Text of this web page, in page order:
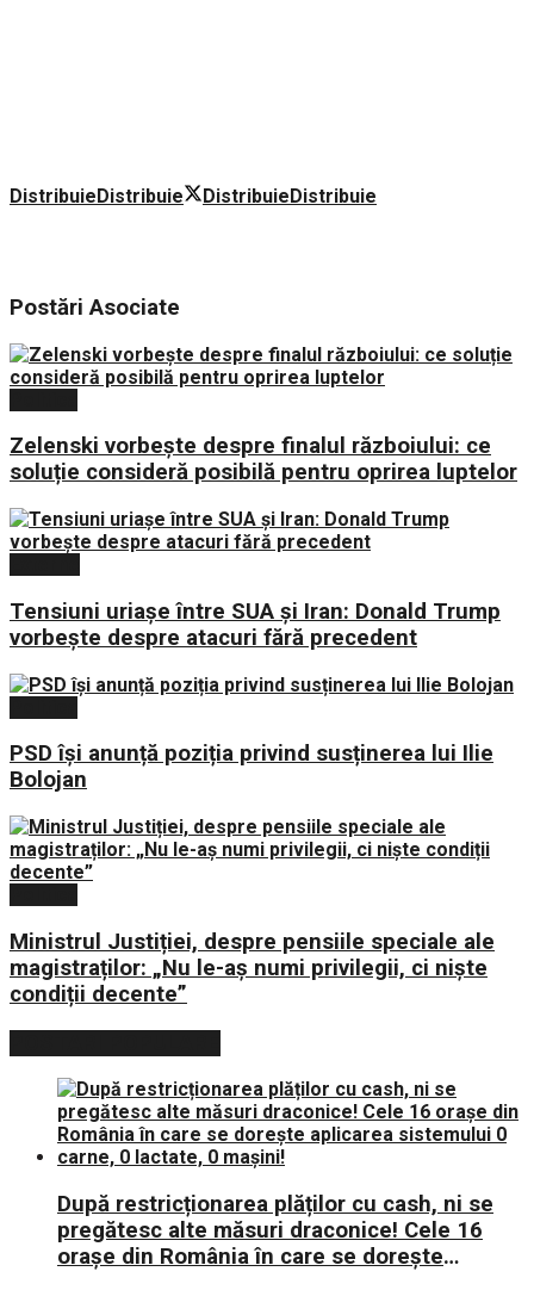
Distribuie Distribuie Distribuie Distribuie
PostăriAsociate
Zelenski vorbește despre finalul războiului: ce
soluție consideră posibilă pentru oprirea luptelor
Tensiuni uriașe între SUA și Iran: Donald Trump
vorbește despre atacuri fără precedent
PSD își anunță poziția privind susținerea lui Ilie
Bolojan
Ministrul Justiției, despre pensiile speciale ale
magistraților: „Nu le-aș numi privilegii, ci niște
condiții decente”
După restricționarea plăților cu cash, ni se
pregătesc alte măsuri draconice! Cele 16
orașe din România în care se dorește